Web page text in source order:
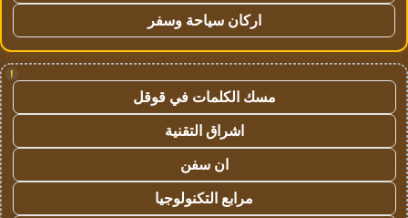
اركان سياحة وسفر
!
مسك الكلمات في قوقل
اشراق التقنية
ان سفن
مرابع التكنولوجيا